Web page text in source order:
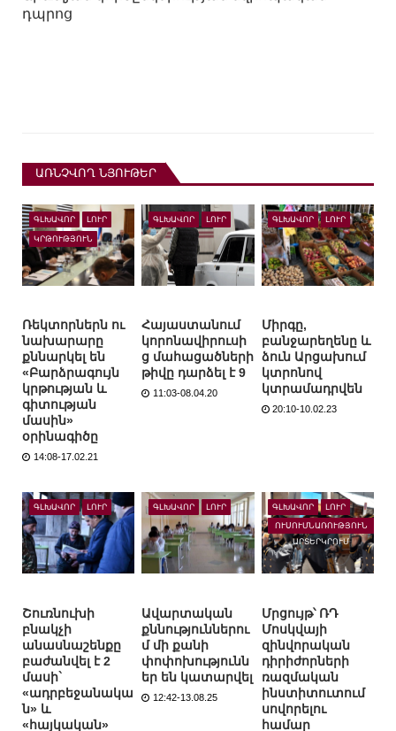
դպրոց
ԱՌՆՉՎՈՂ ՆՅՈՒԹԵՐ
ԳԼԽԱՎՈՐ ԼՈՒՐ
ԿՐԹՈՒԹՅՈՒՆ
Ռեկտորներն ու
նախարարը
քննարկել են
«Բարձրագույն
կրթության և
գիտության
մասին»
օրինագիծը
14:08-17.02.21
ԳԼԽԱՎՈՐ ԼՈՒՐ
Հայաստանում
կորոնավիրուսի
ց մահացածների
թիվը դարձել է 9
11:03-08.04.20
ԳԼԽԱՎՈՐ ԼՈՒՐ
Միրգը,
բանջարեղենը և
ձուն Արցախում
կտրոնով
կտրամադրվեն
20:10-10.02.23
ԳԼԽԱՎՈՐ ԼՈՒՐ
Շուռնուխի
բնակչի
անասնաշենքը
բաժանվել է 2
մասի`
«ադրբեջանակա
ն» և
«հայկական»
ԳԼԽԱՎՈՐ ԼՈՒՐ
Ավարտական
քննություններու
մ մի քանի
փոփոխությունն
եր են կատարվել
12:42-13.08.25
ԳԼԽԱՎՈՐ ԼՈՒՐ
ՈՒՍՈՒՄՆԱՌՈՒԹՅՈՒՆ
ԱՐՏԵՐԿՐՈՒՄ
Մրցույթ՝ ՌԴ
Մոսկվայի
զինվորական
դիրիժորների
ռազմական
ինստիտուտում
սովորելու
համար